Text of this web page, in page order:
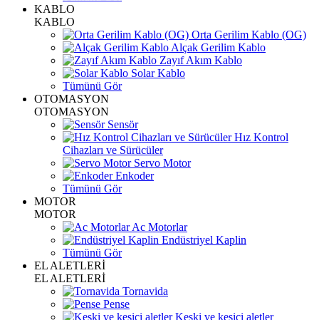
KABLO
KABLO
Orta Gerilim Kablo (OG)
Alçak Gerilim Kablo
Zayıf Akım Kablo
Solar Kablo
Tümünü Gör
OTOMASYON
OTOMASYON
Sensör
Hız Kontrol
Cihazları ve Sürücüler
Servo Motor
Enkoder
Tümünü Gör
MOTOR
MOTOR
Ac Motorlar
Endüstriyel Kaplin
Tümünü Gör
EL ALETLERİ
EL ALETLERİ
Tornavida
Pense
Keski ve kesici aletler